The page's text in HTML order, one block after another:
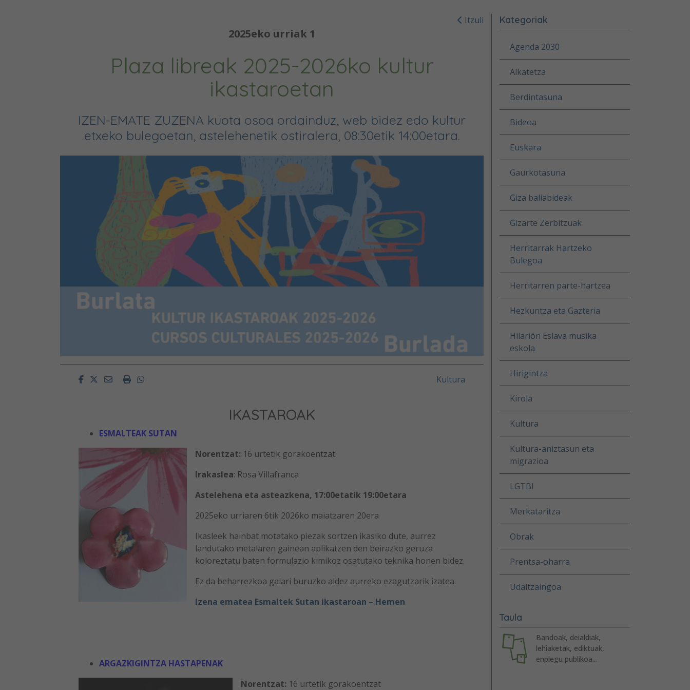
Itzuli
2025eko urriak 1
Plaza libreak 2025-2026ko kultur
ikastaroetan
IZEN-EMATE ZUZENA kuota osoa ordainduz, web bidez edo kultur
etxeko bulegoetan, astelehenetik ostiralera, 08:30etik 14:00etara.
FacebookTwitterEmailImprimirWhatsapp Kultura
IKASTAROAK
ESMALTEAK SUTAN
Norentzat: 16 urtetik gorakoentzat
Irakaslea: Rosa Villafranca
Astelehena eta asteazkena, 17:00etatik 19:00etara
2025eko urriaren 6tik 2026ko maiatzaren 20era
Ikasleek hainbat motatako piezak sortzen ikasiko dute, aurrez
landutako metalaren gainean aplikatzen den beirazko geruza
koloreztatu baten formulazio kimikoz osatutako teknika honen bidez.
Ez da beharrezkoa gaiari buruzko aldez aurreko ezagutzarik izatea.
Izena ematea Esmaltek Sutan ikastaroan – Hemen
ARGAZKIGINTZA HASTAPENAK
Norentzat: 16 urtetik gorakoentzat
Kategoriak
Agenda 2030
Alkatetza
Berdintasuna
Bideoa
Euskara
Gaurkotasuna
Giza baliabideak
Gizarte Zerbitzuak
Herritarrak Hartzeko
Bulegoa
Herritarren parte-hartzea
Hezkuntza eta Gazteria
Hilarión Eslava musika
eskola
Hirigintza
Kirola
Kultura
Kultura-aniztasun eta
migrazioa
LGTBI
Merkataritza
Obrak
Prentsa-oharra
Udaltzaingoa
Taula
Bandoak, deialdiak,
lehiaketak, ediktuak,
enplegu publikoa...